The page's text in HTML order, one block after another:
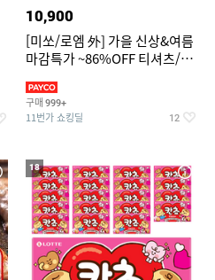
10,900
[미쏘/로엠 外] 가을 신상&여름
마감특가 ~86%OFF 티셔츠/슬
구매 999+
11번가 쇼킹딜 12
18